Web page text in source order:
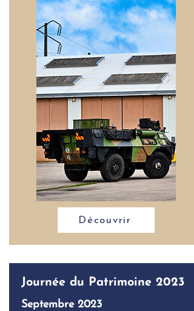
Découvrir
Journée du Patrimoine 2023
Septembre 2023